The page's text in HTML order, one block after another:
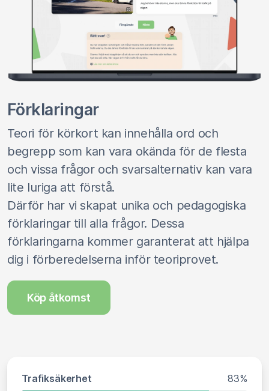
Förklaringar
Teori för körkort kan innehålla ord och
begrepp som kan vara okända för de flesta
och vissa frågor och svarsalternativ kan vara
lite luriga att förstå.
Därför har vi skapat unika och pedagogiska
förklaringar till alla frågor. Dessa
förklaringarna kommer garanterat att hjälpa
dig i förberedelserna inför teoriprovet.
Köp åtkomst
Trafiksäkerhet 83%